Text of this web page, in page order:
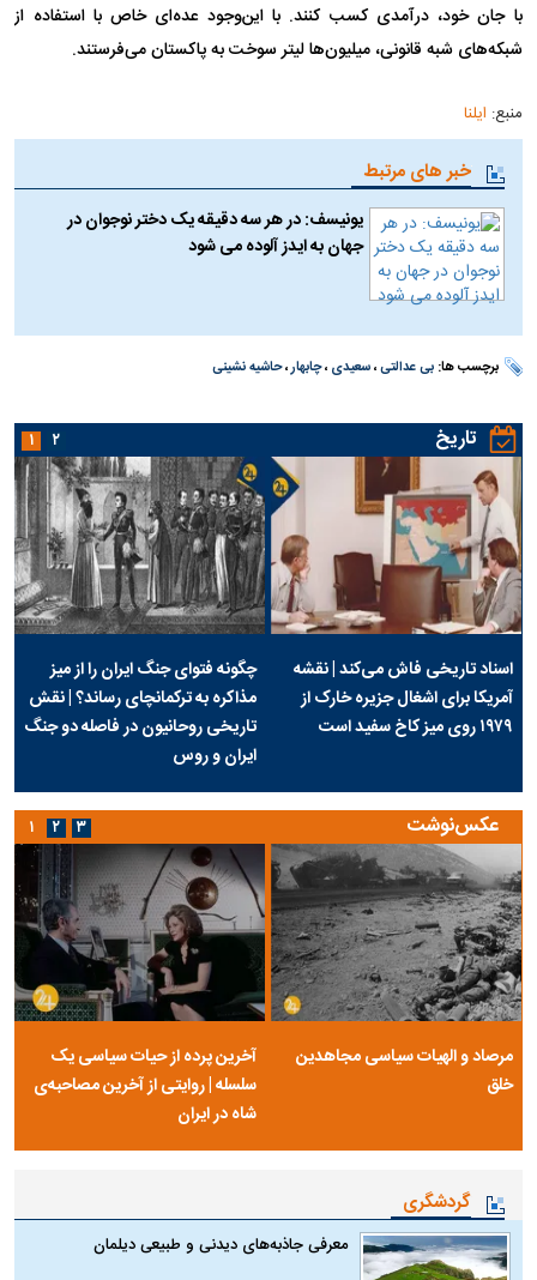
با جان خود، درآمدی کسب کنند. با این‌وجود عده‌ای خاص با استفاده از
شبکه‌های شبه قانونی، میلیون‌ها لیتر سوخت به پاکستان می‌فرستند.
منبع: ایلنا
خبر های مرتبط
یونیسف: در هر سه دقیقه یک دختر نوجوان در
جهان به ایدز آلوده می شود
برچسب ها:بی عدالتی،سعیدی ،چابهار،حاشیه نشینی
تاریخ
اسناد تاریخی فاش می‌کند | نقشه
آمریکا برای اشغال جزیره خارک از
۱۹۷۹ روی میز کاخ سفید است
چگونه فتوای جنگ ایران را از میز
مذاکره به ترکمانچای رساند؟ | نقش
تاریخی روحانیون در فاصله دو جنگ
ایران و روس
۱ ۲
عکس‌نوشت
مرصاد و الهیات سیاسی مجاهدین
خلق
آخرین پرده از حیات سیاسی یک
سلسله | روایتی از آخرین مصاحبه‌ی
شاه در ایران
۱ ۲ ۳
گردشگری
معرفی جاذبه‌های دیدنی و طبیعی دیلمان